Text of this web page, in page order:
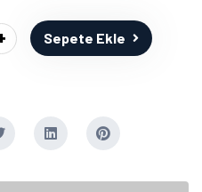
Sepete Ekle